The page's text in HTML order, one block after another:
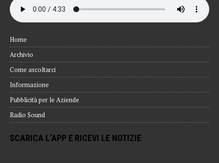
Home
Archivio
Come ascoltarci
Informazione
Pubblicità per le Aziende
Radio Sound
SCARICA L’APP E RICEVI LE NOTIZIE